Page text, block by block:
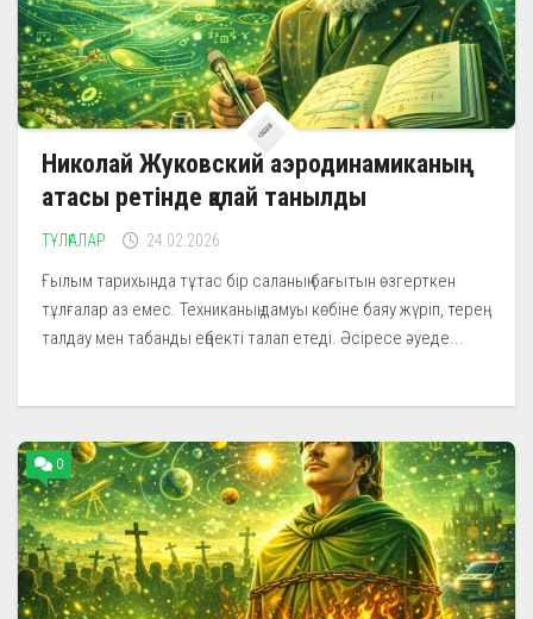
Николай Жуковский аэродинамиканың
атасы ретінде қалай танылды
ТҰЛҒАЛАР 24.02.2026
Ғылым тарихында тұтас бір саланың бағытын өзгерткен
тұлғалар аз емес. Техниканың дамуы көбіне баяу жүріп, терең
талдау мен табанды еңбекті талап етеді. Әсіресе әуеде...
0